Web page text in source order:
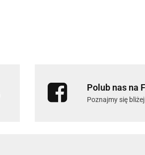
Polub nas na
Poznajmy się bliżej